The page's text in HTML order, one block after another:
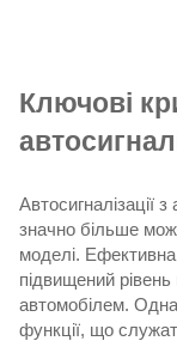
Ключові
Автосигналізації
значно більше
моделі. Ефективна
підвищений
автомобілем.
функції, що